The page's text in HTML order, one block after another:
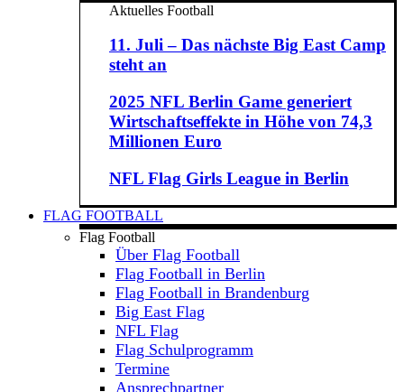
Aktuelles Football
11. Juli – Das nächste Big East Camp
steht an
2025 NFL Berlin Game generiert
Wirtschaftseffekte in Höhe von 74,3
Millionen Euro
NFL Flag Girls League in Berlin
FLAG FOOTBALL
Flag Football
Über Flag Football
Flag Football in Berlin
Flag Football in Brandenburg
Big East Flag
NFL Flag
Flag Schulprogramm
Termine
Ansprechpartner